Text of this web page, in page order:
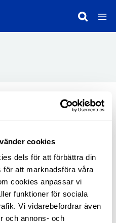
cookies
dels för att förbättra din
för att marknadsföra våra
cookies anpassar vi
funktioner för sociala
Vi vidarebefordrar även
och annons- och
du använda mobilt